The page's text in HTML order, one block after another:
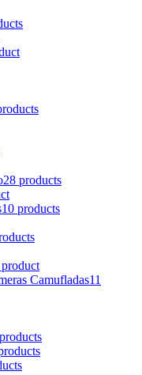
28 products
10 products
product
Camufladas11